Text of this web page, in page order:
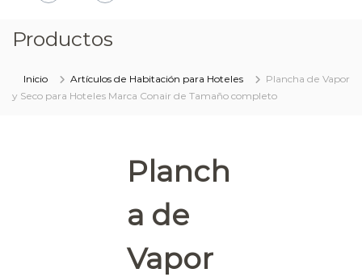
a
o
Productos
Inicio Artículos de Habitación para Hoteles
Plancha de Vapor
y Seco para Hoteles Marca Conair de Tamaño completo
Planch
a de
Vapor